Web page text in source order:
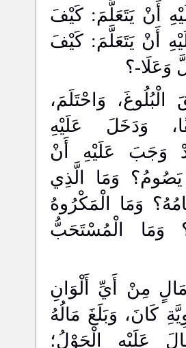
أَنْ يَتَعَلَّمَ: كَيْفَ
أَنْ يَتَعَلَّمَ: كَيْفَ
وَعَلَا-؟
الْبُلُوغَ، وَاحْتَلَمَ،
وَدَخَلَ عَلَيْهِ
وَجَبَ عَلَيْهِ أَنْ
وَمَا الَّذِي
وَمَا الْمَكْرُوهُ
وَمَا الْمُسْتَحَبُّ
مِنْ أَيِّ أَلْوَانِ
كَانَ، وَبَلَغَ مَالُهُ
عَلَيْهِ الْحَوْلُ؛